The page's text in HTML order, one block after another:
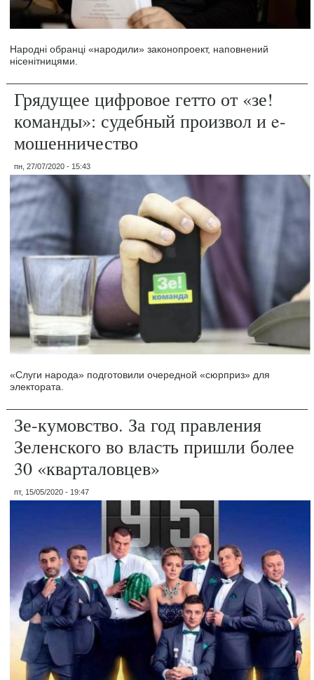
Народні обранці «народили» законопроект, наповнений
нісенітницями.
Грядущее цифровое гетто от «зе!
команды»: судебный произвол и e-
мошенничество
пн, 27/07/2020 - 15:43
«Слуги народа» подготовили очередной «сюрприз» для
электората.
Зе-кумовство. За год правления
Зеленского во власть пришли более
30 «кварталовцев»
пт, 15/05/2020 - 19:47